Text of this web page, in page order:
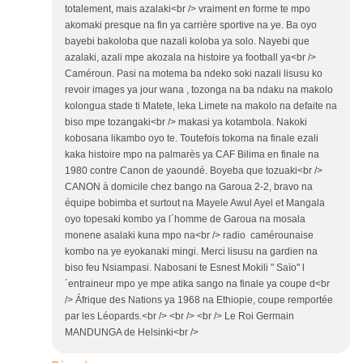
totalement, mais azalaki<br /> vraiment en forme te mpo
akomaki presque na fin ya carrière sportive na ye. Ba oyo
bayebi bakoloba que nazali koloba ya solo. Nayebi que
azalaki, azali mpe akozala na histoire ya football ya<br />
Caméroun. Pasi na motema ba ndeko soki nazali lisusu ko
revoir images ya jour wana , tozonga na ba ndaku na makolo
kolongua stade ti Matete, leka Limete na makolo na defaite na
biso mpe tozangaki<br /> makasi ya kotambola. Nakoki
kobosana likambo oyo te. Toutefois tokoma na finale ezali
kaka histoire mpo na palmarès ya CAF Bilima en finale na
1980 contre Canon de yaoundé. Boyeba que tozuaki<br />
CANON à domicile chez bango na Garoua 2-2, bravo na
équipe bobimba et surtout na Mayele Awul Ayel et Mangala
oyo topesaki kombo ya l´homme de Garoua na mosala
monene asalaki kuna mpo na<br /> radio camérounaise
kombo na ye eyokanaki mingi. Merci lisusu na gardien na
biso feu Nsiampasi. Nabosani te Esnest Mokili " Saïo" l
´entraineur mpo ye mpe atika sango na finale ya coupe d<br
/> Áfrique des Nations ya 1968 na Ethiopie, coupe remportée
par les Léopards.<br /> <br /> <br /> Le Roi Germain
MANDUNGA de Helsinki<br />